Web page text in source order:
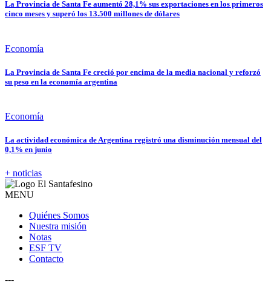
La Provincia de Santa Fe aumentó 28,1% sus exportaciones en los primeros
cinco meses y superó los 13.500 millones de dólares
Economía
La Provincia de Santa Fe creció por encima de la media nacional y reforzó
su peso en la economía argentina
Economía
La actividad económica de Argentina registró una disminución mensual del
0,1% en junio
+ noticias
MENU
Quiénes Somos
Nuestra misión
Notas
ESF TV
Contacto
---